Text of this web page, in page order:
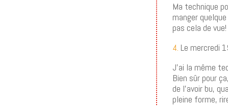
Ma technique
manger
pas cela de
4. Le mercredi
J’ai la même
Bien sûr pour
de l’avoir bu,
pleine forme,